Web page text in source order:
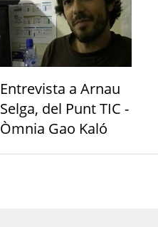
Entrevista a Arnau
Selga, del Punt TIC -
Òmnia Gao Kaló